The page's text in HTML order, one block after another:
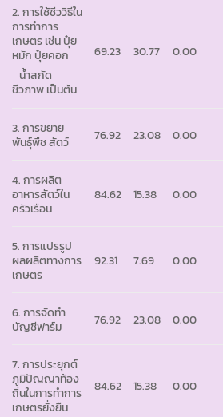
2. การใช้ชีววิธีใน
การทำการ
เกษตร เช่น ปุ๋ย
หมัก ปุ๋ยคอก
น้ำสกัด
ชีวภาพ เป็นต้น
69.23 30.77 0.00
3. การขยาย
พันธุ์พืช สัตว์
76.92 23.08 0.00
4. การผลิต
อาหารสัตว์ใน
ครัวเรือน
84.62 15.38 0.00
5. การแปรรูป
ผลผลิตทางการ
เกษตร
92.31 7.69 0.00
6. การจัดทำ
บัญชีฟาร์ม
76.92 23.08 0.00
7. การประยุกต์
ภูมิปัญญาท้อง
ถิ่นในการทำการ
เกษตรยั่งยืน
84.62 15.38 0.00